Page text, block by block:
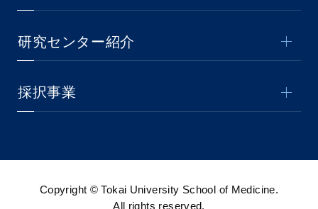
研究センター紹介
採択事業
Copyright © Tokai University School of Medicine.
All rights reserved.